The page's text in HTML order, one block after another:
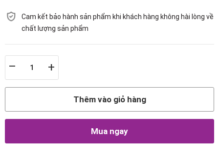
Cam kết bảo hành sản phẩm khi khách hàng không hài lòng về
chất lượng sản phẩm
– +
Thêm vào giỏ hàng
Mua ngay